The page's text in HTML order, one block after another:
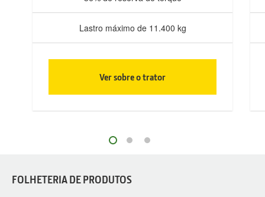
Lastro máximo de 11.400 kg
Ver sobre o trator
FOLHETERIA DE PRODUTOS